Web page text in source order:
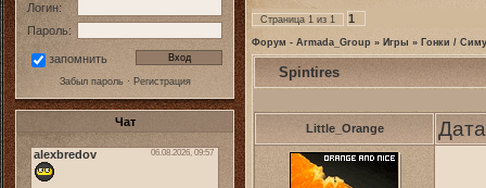
Логин:
Пароль:
запомнить
Забыл пароль· Регистрация
Чат
Страница 1 из 1 1
Форум - Armada_Group » Игры » Гонки /
Spintires
Little_Orange